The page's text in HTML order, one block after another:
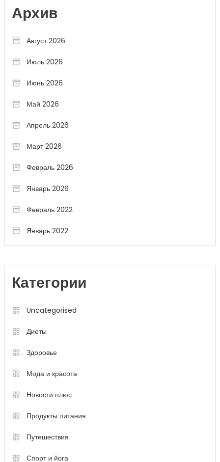
Архив
Август 2026
Июль 2026
Июнь 2026
Май 2026
Апрель 2026
Март 2026
Февраль 2026
Январь 2026
Февраль 2022
Январь 2022
Категории
Uncategorised
Диеты
Здоровье
Мода и красота
Новости плюс
Продукты питания
Путешествия
Спорт и йога